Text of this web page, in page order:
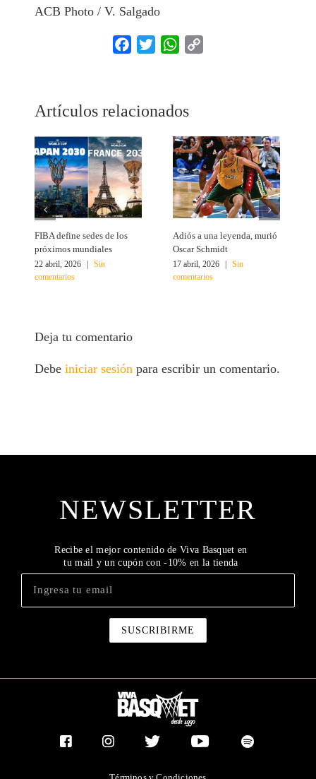
ACB Photo / V. Salgado
Facebook
Twitter WhatsApp
Artículos relacionados
FIBA define sedes de los
próximos mundiales
22 abril, 2026
Sin
comentarios
Adiós a una leyenda, murió
Oscar Schmidt
17 abril, 2026
Sin
comentarios
Deja tu comentario
Debeiniciar sesiónpara escribir un comentario.
NEWSLETTER
Recibe el mejor contenido de Viva Basquet en
tu mail y un cupón con -10% en la tienda